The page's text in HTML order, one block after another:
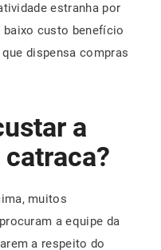
estranha por
baixo custo benefício
dispensa compras
a
muitos
a equipe da
a respeito do